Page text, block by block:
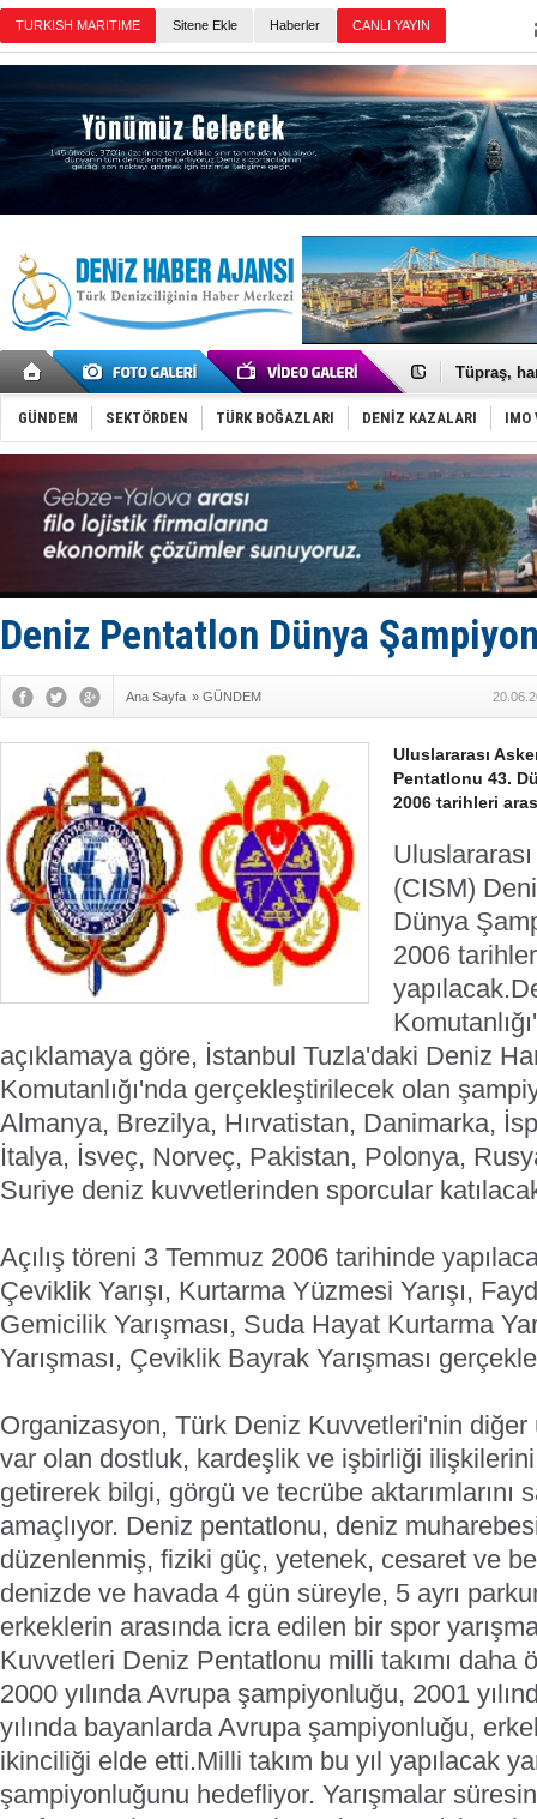
Sitene Ekle Haberler
Anadolu
Derince,
İTU AUV,
LNG
PROYAD,
Türkiye-
Türk
Deniz
DÖDER,
Fairline,
Baltık
Runit
Limana
GÜNDEM SEKTÖRDEN TÜRK BOĞAZLARI DENİZ KAZALARI IMO
Deniz Pentatlon Dünya
Ana Sayfa » GÜNDEM
Uluslararası
Pentatlonu 43.
2006 tarihleri
(CISM)
Dünya
2006
yapılacak.
açıklamaya göre, İstanbul Tuzla'daki Deniz
Komutanlığı'nda gerçekleştirilecek olan
Almanya, Brezilya, Hırvatistan, Danimarka,
İtalya, İsveç, Norveç, Pakistan, Polonya,
Suriye deniz kuvvetlerinden sporcular
Açılış töreni 3 Temmuz 2006 tarihinde
Çeviklik Yarışı, Kurtarma Yüzmesi Yarışı,
Gemicilik Yarışması, Suda Hayat Kurtarma
Yarışması, Çeviklik Bayrak Yarışması
Organizasyon, Türk Deniz Kuvvetleri'nin
var olan dostluk, kardeşlik ve işbirliği
getirerek bilgi, görgü ve tecrübe aktarımlarını
amaçlıyor. Deniz pentatlonu, deniz
düzenlenmiş, fiziki güç, yetenek, cesaret ve
denizde ve havada 4 gün süreyle, 5 ayrı
erkeklerin arasında icra edilen bir spor
Kuvvetleri Deniz Pentatlonu milli takımı daha
2000 yılında Avrupa şampiyonluğu, 2001
yılında bayanlarda Avrupa şampiyonluğu,
ikinciliği elde etti.Milli takım bu yıl yapılacak
şampiyonluğunu hedefliyor. Yarışmalar